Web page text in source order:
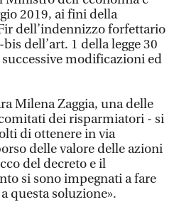
2019, ai fini della
dell’indennizzo forfettario
dell’art. 1 della legge 30
modificazioni ed
Milena Zaggia, una delle
dei risparmiatori - si
di ottenere in via
delle valore delle azioni
del decreto e il
si sono impegnati a fare
questa soluzione».